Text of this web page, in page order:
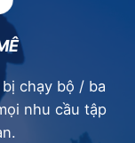
PR 21K
2026 –
chạy bộ / ba
nhu cầu tập